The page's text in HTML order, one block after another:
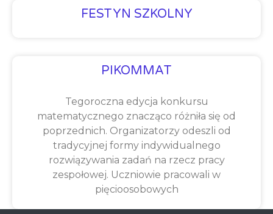
FESTYN SZKOLNY
PIKOMMAT
Tegoroczna edycja konkursu
matematycznego znacząco różniła się od
poprzednich. Organizatorzy odeszli od
tradycyjnej formy indywidualnego
rozwiązywania zadań na rzecz pracy
zespołowej. Uczniowie pracowali w
pięcioosobowych